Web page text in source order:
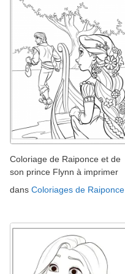
Coloriage de Raiponce et de
son prince Flynn à imprimer
dans Coloriages de Raiponce